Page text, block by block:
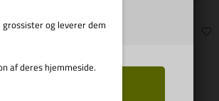
Varenr.: R E3246
og leverer dem
af deres hjemmeside.